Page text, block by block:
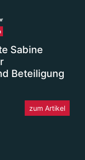
Sabine
Beteiligung
zum Artikel